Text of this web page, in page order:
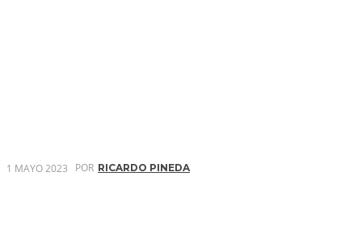
1 MAYO 2023 POR RICARDO PINEDA